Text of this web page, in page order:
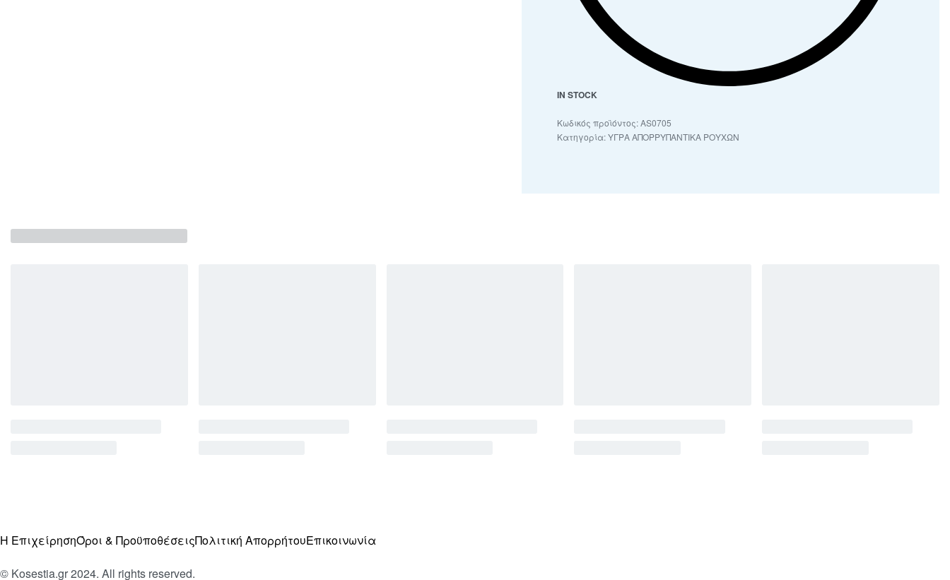
IN STOCK
AS0705
Κατηγορία:ΥΓΡΑ ΑΠΟΡΡΥΠΑΝΤΙΚΑ ΡΟΥΧΩΝ
Η ΕπιχείρησηΌροι & ΠροϋποθέσειςΠολιτική ΑπορρήτουΕπικοινωνία
© Kosestia.gr 2024. All rights reserved.